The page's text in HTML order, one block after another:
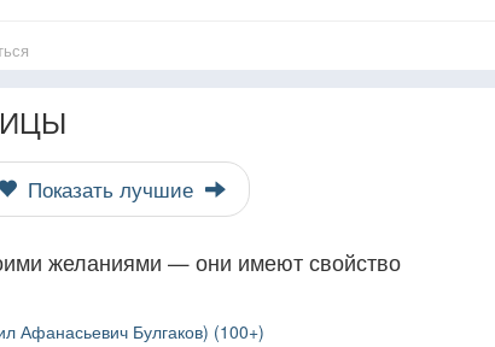
Показать лучшие
желаниями — они имеют свойство
Афанасьевич Булгаков) (100+)